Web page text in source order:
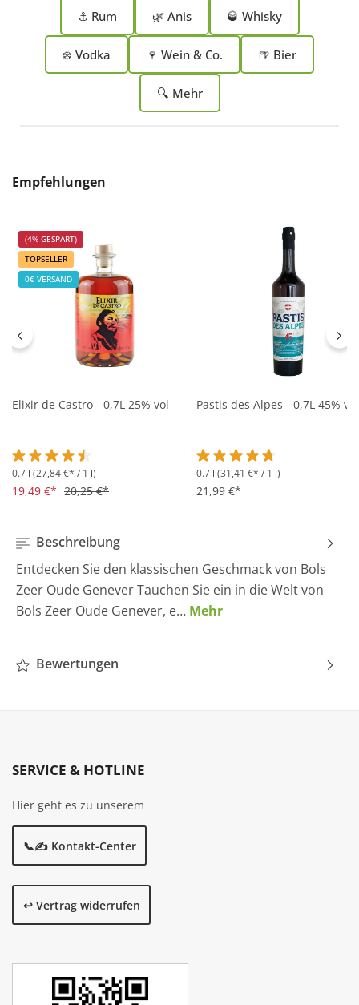
⚓ Rum 🌿 Anis 🥃 Whisky
❄️ Vodka 🍷 Wein & Co. 🍺 Bier
🔍 Mehr
Produktgalerie überspringen
Empfehlungen
(4% GESPART)
TOPSELLER
0€ VERSAND
Elixir de Castro - 0,7L 25% vol
Durchschnittliche Bewertung von 4.5 von 5 Sternen
0.7 l (27,84 €* / 1 l)
19,49 €* 20,25 €*
Pastis des Alpes - 0,7L 45% vol
Durchschnittliche
0.7 l (31,41 €* / 1 l)
21,99 €*
Beschreibung
Entdecken Sie den klassischen Geschmack von Bols
Zeer Oude Genever Tauchen Sie ein in die Welt von
Bols Zeer Oude Genever, e… Mehr
Bewertungen
SERVICE & HOTLINE
Hier geht es zu unserem
📞✍️ Kontakt-Center
↩️ Vertrag widerrufen